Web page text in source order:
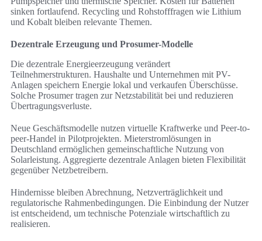
sinken fortlaufend. Recycling und Rohstofffragen wie Lithium
und Kobalt bleiben relevante Themen.
Dezentrale Erzeugung und Prosumer-Modelle
Die dezentrale Energieerzeugung verändert
Teilnehmerstrukturen. Haushalte und Unternehmen mit PV-
Anlagen speichern Energie lokal und verkaufen Überschüsse.
Solche Prosumer tragen zur Netzstabilität bei und reduzieren
Übertragungsverluste.
Neue Geschäftsmodelle nutzen virtuelle Kraftwerke und Peer-to-
peer-Handel in Pilotprojekten. Mieterstromlösungen in
Deutschland ermöglichen gemeinschaftliche Nutzung von
Solarleistung. Aggregierte dezentrale Anlagen bieten Flexibilität
gegenüber Netzbetreibern.
Hindernisse bleiben Abrechnung, Netzverträglichkeit und
regulatorische Rahmenbedingungen. Die Einbindung der Nutzer
ist entscheidend, um technische Potenziale wirtschaftlich zu
realisieren.